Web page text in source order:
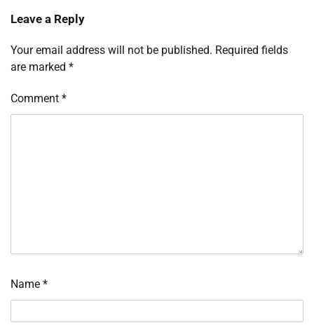
Leave a Reply
Your email address will not be published. Required fields
are marked *
Comment *
Name *